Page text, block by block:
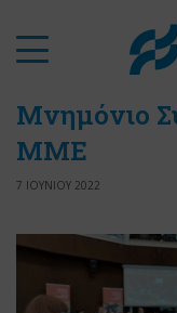
Μνημόνιο
ΜΜΕ
7 ΙΟΥΝΙΟΥ 2022